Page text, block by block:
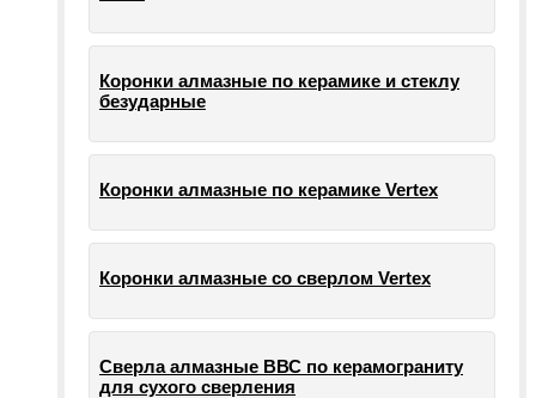
Коронки алмазные по керамике и стеклу
безударные
Коронки алмазные по керамике Vertex
Коронки алмазные со сверлом Vertex
Сверла алмазные ВВС по керамограниту
для сухого сверления